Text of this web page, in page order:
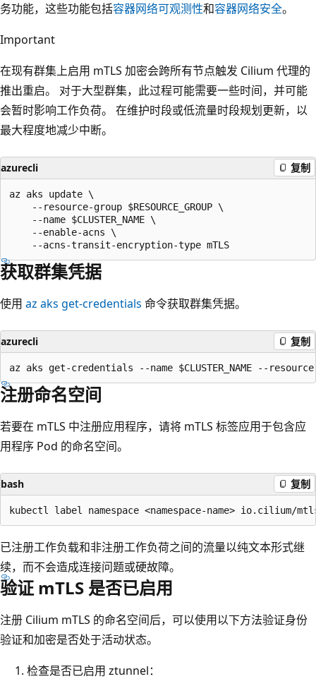
务功能，这些功能包括容器网络可观测性和容器网络安全。
Important
在现有群集上启用 mTLS 加密会跨所有节点触发 Cilium 代理的
推出重启。 对于大型群集，此过程可能需要一些时间，并可能
会暂时影响工作负荷。 在维护时段或低流量时段规划更新，以
最大程度地减少中断。
azurecli 复制
az aks update \
    --resource-group $RESOURCE_GROUP \
    --name $CLUSTER_NAME \
    --enable-acns \
获取群集凭据
使用 az aks get-credentials 命令获取群集凭据。
azurecli 复制
注册命名空间
若要在 mTLS 中注册应用程序，请将 mTLS 标签应用于包含应
用程序 Pod 的命名空间。
bash 复制
已注册工作负载和非注册工作负荷之间的流量以纯文本形式继
续，而不会造成连接问题或硬故障。
验证 mTLS 是否已启用
注册 Cilium mTLS 的命名空间后，可以使用以下方法验证身份
验证和加密是否处于活动状态。
检查是否已启用 ztunnel：